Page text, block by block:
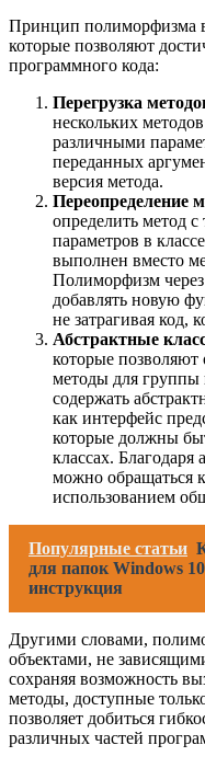
Принцип полиморфизма
которые позволяют
программного кода:
Перегрузка
нескольких
различными
переданных
версия метода.
Переопределение
определить метод
параметров в
выполнен вместо
Полиморфизм через
добавлять новую
не затрагивая код,
Абстрактные
которые позволяют
методы для группы
содержать
как интерфейс
которые должны
классах.
можно обращаться
использованием
Популярные статьи
для папок Windows
инструкция
Другими словами,
объектами, не
сохраняя возможность
методы, доступные
позволяет добиться
различных частей